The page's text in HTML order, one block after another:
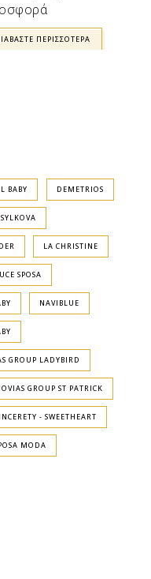
ΠΕΡΙΣΣΌΤΕΡΑ
BABY DEMETRIOS
LA CHRISTINE
SPOSA
NAVIBLUE
GROUP LADYBIRD
GROUP ST PATRICK
- SWEETHEART
MODA